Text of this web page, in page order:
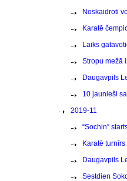
Noskaidroti
Karatē
Laiks
Stropu mežā
Daugavpils
10 jaunieši
2019-11
“Sochin”
Karatē
Daugavpils
Sestdien